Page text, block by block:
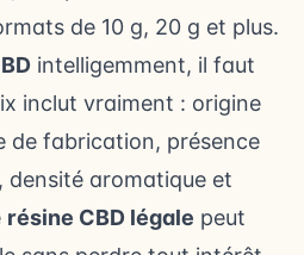
de 10 g, 20 g et plus.
intelligemment, il faut
inclut vraiment : origine
de fabrication, présence
densité aromatique et
résine CBD légale peut